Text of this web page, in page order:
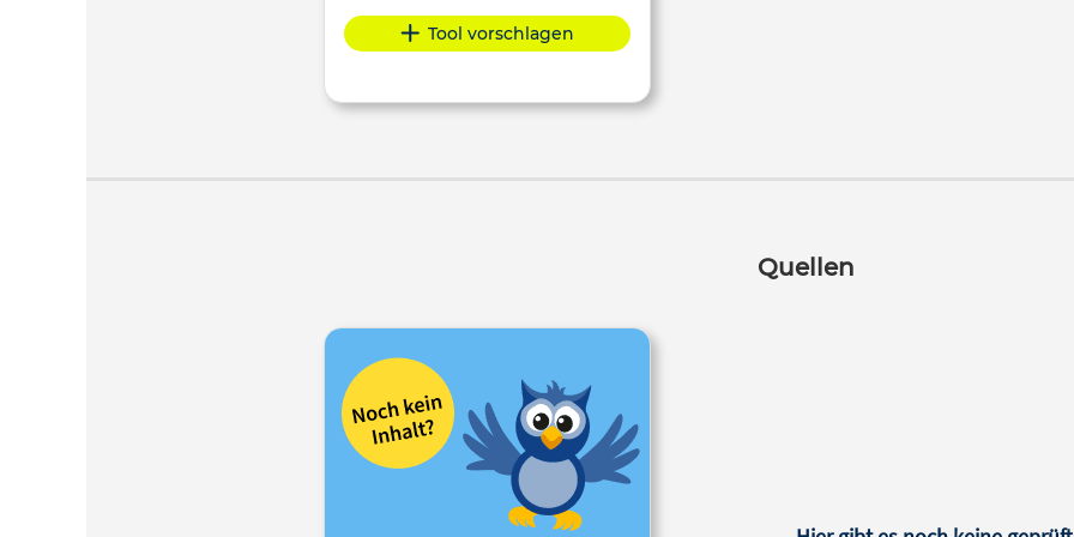
Tool vorschlagen
Quellen